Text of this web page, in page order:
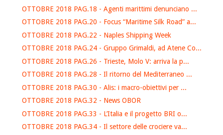
OTTOBRE 2018 PAG.18 - Agenti marittimi denunciano ...
OTTOBRE 2018 PAG.20 - Focus “Maritime Silk Road” a...
OTTOBRE 2018 PAG.22 - Naples Shipping Week
OTTOBRE 2018 PAG.24 - Gruppo Grimaldi, ad Atene Co...
OTTOBRE 2018 PAG.26 - Trieste, Molo V: arriva la p...
OTTOBRE 2018 PAG.28 - Il ritorno del Mediterraneo ...
OTTOBRE 2018 PAG.30 - Alis: i macro-obiettivi per ...
OTTOBRE 2018 PAG.32 - News OBOR
OTTOBRE 2018 PAG.33 - L’Italia e il progetto BRI o...
OTTOBRE 2018 PAG.34 - Il settore delle crociere va...